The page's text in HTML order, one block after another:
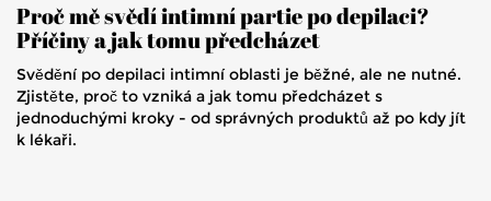
Proč mě svědí intimní partie po depilaci?
Příčiny a jak tomu předcházet
Svědění po depilaci intimní oblasti je běžné, ale ne nutné.
Zjistěte, proč to vzniká a jak tomu předcházet s
jednoduchými kroky - od správných produktů až po kdy jít
k lékaři.